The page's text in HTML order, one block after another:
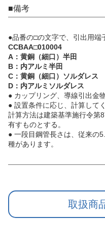
■備考
●品番の□の文字で、引出用端
CCBAA□010004
A：黄銅（細口）半田
B：内アルミ半田
C：黄銅（細口）ソルダレス
D：内アルミソルダレス
● カップリング、導線引出金
● 設置条件に応じ、計算して
計算方法は建築基準施行令第
有すものとする。
● 一段目鋼管長さは、従来の
種があります。
取扱商